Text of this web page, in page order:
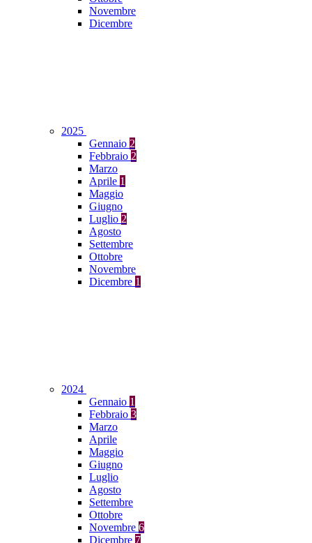
Novembre
Dicembre
2025
Gennaio 2
Febbraio 2
Marzo
Aprile 1
Maggio
Giugno
Luglio 2
Agosto
Settembre
Ottobre
Novembre
Dicembre 1
2024
Gennaio 1
Febbraio 3
Marzo
Aprile
Maggio
Giugno
Luglio
Agosto
Settembre
Ottobre
Novembre 6
Dicembre 7